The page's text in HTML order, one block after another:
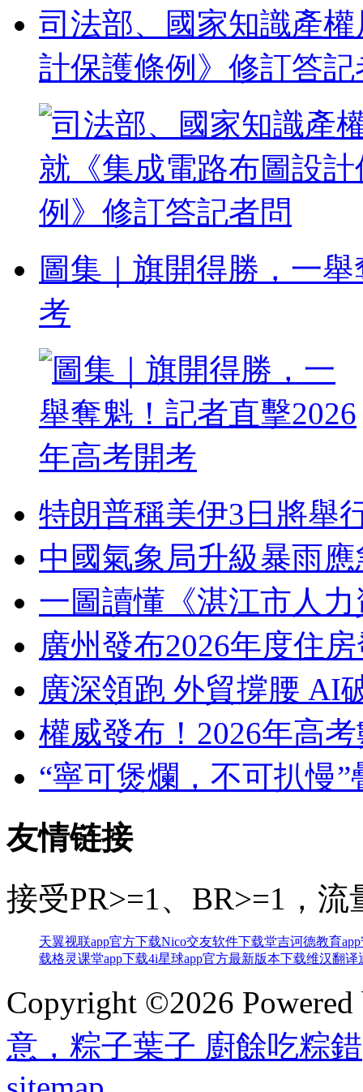
司法部、國家知識產
計保護條例》修訂答記
圖集｜旗開得勝，一
考
特朗普稱美伊3日將舉
中國氣象局升級暴雨
一圖讀懂《湛江市人
廣州發布2026年度住
廣深領跑 外貿撐腰 AI
權威發布！2026年高
“寧可煲爛，不可扒慢
友情链接
接受PR>=1、BR>=1，
天翼视联app官方下载Nico交友软件下载堂吉诃德教育
载格灵课堂app下载4i星球app官方最新版本下载维汉翻译
Copyright ©2026
意，粽子葉子 廚餘吃粽錯